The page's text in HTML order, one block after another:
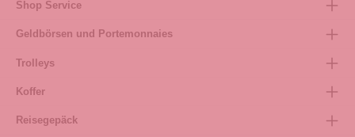
Shop Service
Geldbörsen und Portemonnaies
Trolleys
Koffer
Reisegepäck